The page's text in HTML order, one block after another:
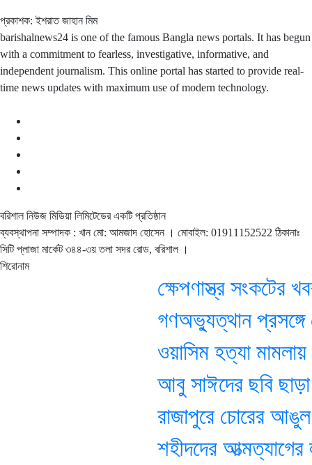
প্রকাশক: ইশরাত জাহান মিম
barishalnews24 is one of the famous Bangla news portals. It has begun
with a commitment to fearless, investigative, informative, and
independent journalism. This online portal has started to provide real-
time news updates with maximum use of modern technology.
বরিশাল নিউজ মিডিয়া লিমিটেডের একটি প্রতিষ্ঠান
ব্যবস্থাপনা সম্পাদক : খান মো: আমজাদ হোসেন । মোবাইল: 01911152522 ঠিকানাঃ
সিটি প্লাজা মার্কেট ৩৪৪-৩য় তলা সদর রোড, বরিশাল ।
শিরোনাম
ক্ষেপণাস্ত্র সংকটের
গণঅভ্যুত্থান প্রসঙ্গে
ওয়াসিম হত্যা
আবু সাঈদের ছবি ছাড়া
রাজাপুরে চোরের আঙুল
শহীদদের আত্মত্যাগের